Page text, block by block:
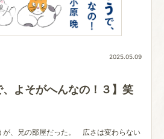
2025.05.09
、よそがへんなの！３】笑
が、兄の部屋だった。 広さは変わらない